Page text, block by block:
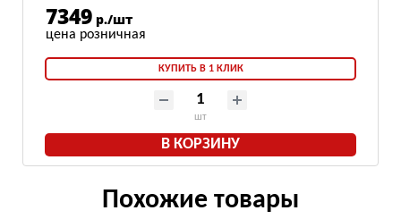
7349 р./шт
КУПИТЬ В 1 КЛИК
шт
В КОРЗИНУ
Похожие товары